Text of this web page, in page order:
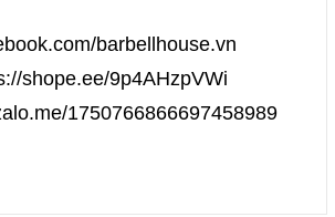
barbellhouse.vn
shope.ee/9p4AHzpVWi
1750766866697458989